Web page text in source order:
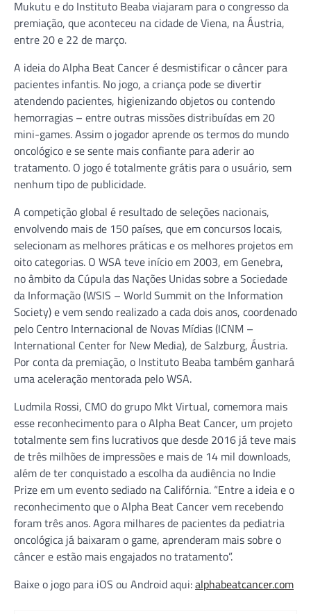
Mukutu e do Instituto Beaba viajaram para o congresso da
premiação, que aconteceu na cidade de Viena, na Áustria,
entre 20 e 22 de março.
A ideia do Alpha Beat Cancer é desmistificar o câncer para
pacientes infantis. No jogo, a criança pode se divertir
atendendo pacientes, higienizando objetos ou contendo
hemorragias – entre outras missões distribuídas em 20
mini-games. Assim o jogador aprende os termos do mundo
oncológico e se sente mais confiante para aderir ao
tratamento. O jogo é totalmente grátis para o usuário, sem
nenhum tipo de publicidade.
A competição global é resultado de seleções nacionais,
envolvendo mais de 150 países, que em concursos locais,
selecionam as melhores práticas e os melhores projetos em
oito categorias. O WSA teve início em 2003, em Genebra,
no âmbito da Cúpula das Nações Unidas sobre a Sociedade
da Informação (WSIS – World Summit on the Information
Society) e vem sendo realizado a cada dois anos, coordenado
pelo Centro Internacional de Novas Mídias (ICNM –
International Center for New Media), de Salzburg, Áustria.
Por conta da premiação, o Instituto Beaba também ganhará
uma aceleração mentorada pelo WSA.
Ludmila Rossi, CMO do grupo Mkt Virtual, comemora mais
esse reconhecimento para o Alpha Beat Cancer, um projeto
totalmente sem fins lucrativos que desde 2016 já teve mais
de três milhões de impressões e mais de 14 mil downloads,
além de ter conquistado a escolha da audiência no Indie
Prize em um evento sediado na Califórnia. “Entre a ideia e o
reconhecimento que o Alpha Beat Cancer vem recebendo
foram três anos. Agora milhares de pacientes da pediatria
oncológica já baixaram o game, aprenderam mais sobre o
câncer e estão mais engajados no tratamento”.
Baixe o jogo para iOS ou Android aqui:alphabeatcancer.com